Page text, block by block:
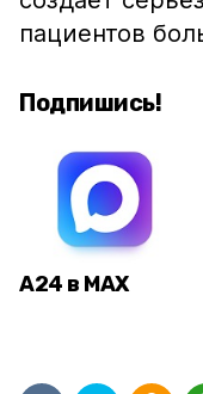
пациентов
Подпишись!
А24 в MAX